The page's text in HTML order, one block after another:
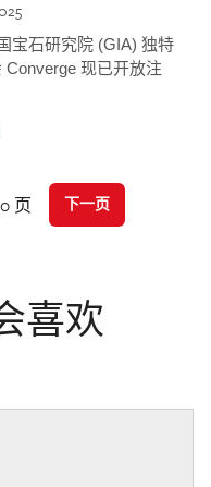
宝石研究院 (GIA) 独特
现已开放注
页 下一页
喜欢